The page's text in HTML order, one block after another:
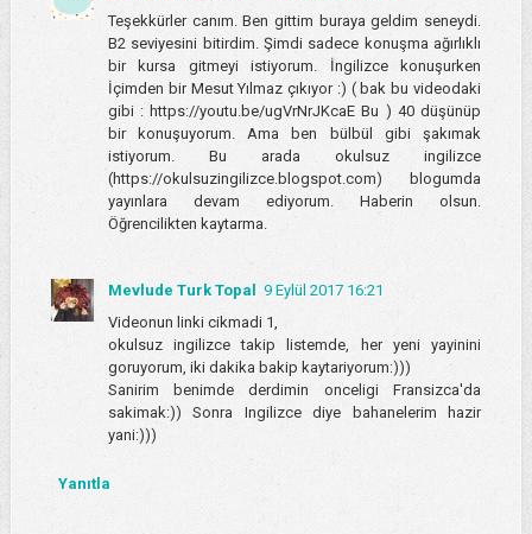
Teşekkürler canım. Ben gittim buraya geldim seneydi.
B2 seviyesini bitirdim. Şimdi sadece konuşma ağırlıklı
bir kursa gitmeyi istiyorum. İngilizce konuşurken
İçimden bir Mesut Yılmaz çıkıyor :) ( bak bu videodaki
gibi : https://youtu.be/ugVrNrJKcaE Bu ) 40 düşünüp
bir konuşuyorum. Ama ben bülbül gibi şakımak
istiyorum. Bu arada okulsuz ingilizce
(https://okulsuzingilizce.blogspot.com) blogumda
yayınlara devam ediyorum. Haberin olsun.
Öğrencilikten kaytarma.
Mevlude Turk Topal
9 Eylül 2017 16:21
Videonun linki cikmadi 1,
okulsuz ingilizce takip listemde, her yeni yayinini
goruyorum, iki dakika bakip kaytariyorum:)))
Sanirim benimde derdimin onceligi Fransizca'da
sakimak:)) Sonra Ingilizce diye bahanelerim hazir
yani:)))
Yanıtla